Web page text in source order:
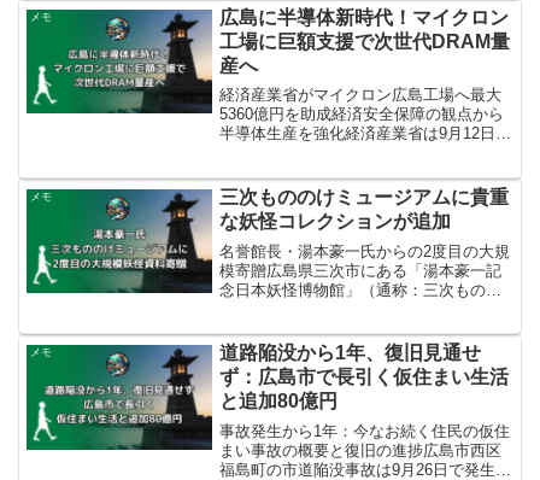
にいた71歳の男性店員に対し、包丁のよ
うなものを...
メモ
広島に半導体新時代！マイクロン
工場に巨額支援で次世代DRAM量
産へ
経済産業省がマイクロン広島工場へ最大
5360億円を助成経済安全保障の観点から
半導体生産を強化経済産業省は9月12日、
リジャパンの広島工場に対し、最大5360
億円もの大規...
メモ
三次もののけミュージアムに貴重
な妖怪コレクションが追加
名誉館長・湯本豪一氏からの2度目の大規
模寄贈広島県三次市にある「湯本豪一記
念日本妖怪博物館」（通称：三次ものの
贈したのは、妖怪研究者で民俗学者、そ
して同館の名誉館...
メモ
道路陥没から1年、復旧見通せ
ず：広島市で長引く仮住まい生活
と追加80億円
事故発生から1年：今なお続く住民の仮住
まい事故の概要と復旧の進捗広島市西区
福島町の市道陥没事故は9月26日で発生か